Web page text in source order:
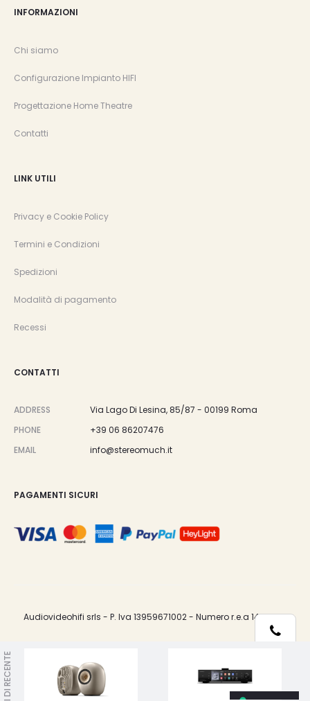
VISTI DI RECENTE
INFORMAZIONI
Chi siamo
Configurazione Impianto HIFI
Progettazione Home Theatre
Contatti
LINK UTILI
Privacy e Cookie Policy
Termini e Condizioni
Spedizioni
Modalità di pagamento
Recessi
CONTATTI
ADDRESS
Via Lago Di Lesina, 85/87 - 00199 Roma
PHONE
+39 06 86207476
EMAIL
info@stereomuch.it
PAGAMENTI SICURI
Audiovideohifi srls - P. Iva 13959671002 - Numero r.e.a 1487033.
Le tue preferenze relative alla privacy